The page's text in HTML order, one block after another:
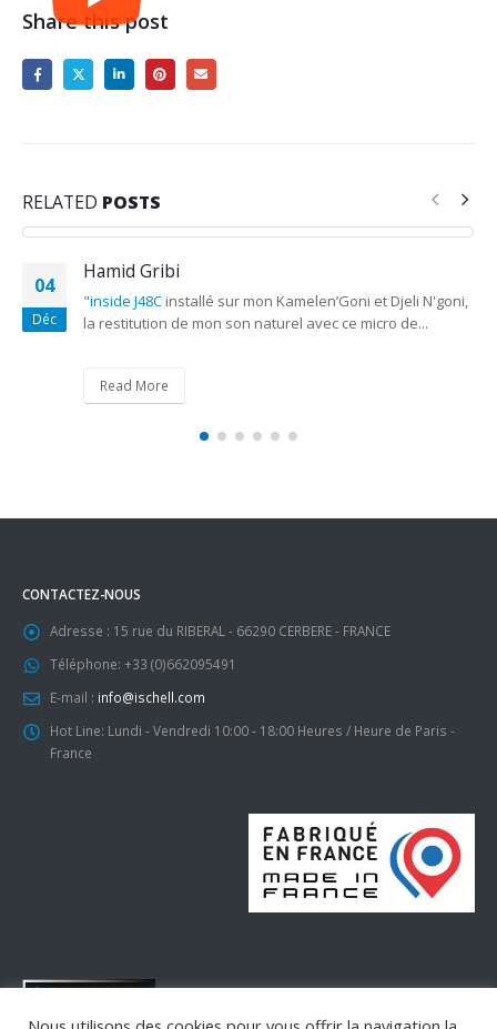
Share this post
RELATED POSTS
04
Déc
Hamid Gribi
"inside J48C installé sur mon Kamelen’Goni et Djeli N'goni,
la restitution de mon son naturel avec ce micro de...
Read More
CONTACTEZ-NOUS
Adresse : 15 rue du RIBERAL - 66290 CERBERE - FRANCE
Téléphone: +33 (0)662095491
E-mail : info@ischell.com
Hot Line: Lundi - Vendredi 10:00 - 18:00 Heures / Heure de Paris -
France